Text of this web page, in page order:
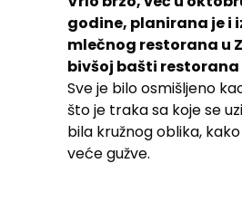
godine, planirana je i
mlečnog restorana u
bivšoj bašti restorana
Sve je bilo osmišljeno
što je traka sa koje se
bila kružnog oblika,
veće gužve.